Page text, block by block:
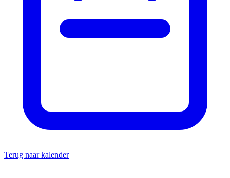
Terug naar kalender